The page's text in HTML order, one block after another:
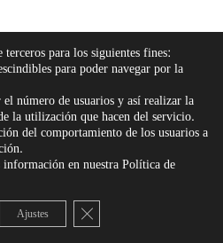
para los siguientes fines:
para poder navegar por la
número de usuarios y así realizar la
la utilización que hacen del servicio.
del comportamiento de los usuarios a
información en nuestra Política de
Ajustes Cerrar el banner de